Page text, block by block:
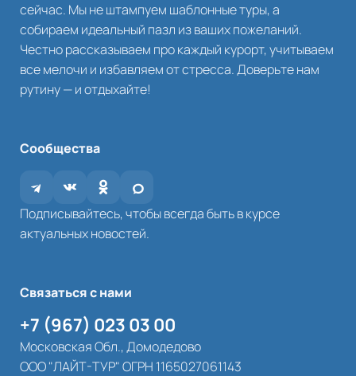
сейчас. Мы не штампуем шаблонные туры, а
собираем идеальный пазл из ваших пожеланий.
Честно рассказываем про каждый курорт, учитываем
все мелочи и избавляем от стресса. Доверьте нам
рутину — и отдыхайте!
Сообщества
Подписывайтесь, чтобы всегда быть в курсе
актуальных новостей.
Связаться с нами
+7 (967) 023 03 00
Московская Обл., Домодедово
ООО "ЛАЙТ-ТУР" ОГРН 1165027061143